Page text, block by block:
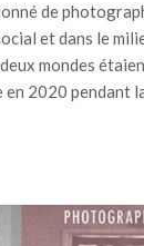
de
et dans le
mondes
2020 pendant